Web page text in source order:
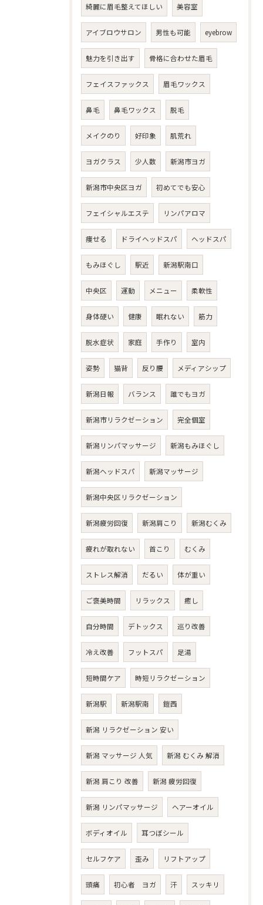
綺麗に眉毛整えてほしい 美容室
アイブロウサロン 男性も可能 eyebrow
魅力を引き出す 骨格に合わせた眉毛
フェイスファックス 眉毛ワックス
鼻毛 鼻毛ワックス 脱毛
メイクのり 好印象 肌荒れ
ヨガクラス 少人数 新潟市ヨガ
新潟市中央区ヨガ 初めてでも安心
フェイシャルエステ リンパアロマ
痩せる ドライヘッドスパ ヘッドスパ
もみほぐし 駅近 新潟駅南口
中央区 運動 メニュー 柔軟性
身体硬い 健康 眠れない 筋力
脱水症状 家庭 手作り 室内
姿勢 猫背 反り腰 メディアシップ
新潟日報 バランス 誰でもヨガ
新潟市リラクゼーション 完全個室
新潟リンパマッサージ 新潟もみほぐし
新潟ヘッドスパ 新潟マッサージ
新潟中央区リラクゼーション
新潟疲労回復 新潟肩こり 新潟むくみ
疲れが取れない 首こり むくみ
ストレス解消 だるい 体が重い
ご褒美時間 リラックス 癒し
自分時間 デトックス 巡り改善
冷え改善 フットスパ 足湯
短時間ケア 時短リラクゼーション
新潟駅 新潟駅南 鎧西
新潟 リラクゼーション 安い
新潟 マッサージ 人気 新潟 むくみ 解消
新潟 肩こり 改善 新潟 疲労回復
新潟 リンパマッサージ ヘアーオイル
ボディオイル 耳つぼシール
セルフケア 歪み リフトアップ
頭痛 初心者 ヨガ 汗 スッキリ